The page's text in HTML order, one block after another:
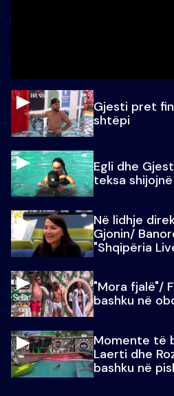
Gjesti pret
shtëpi
Egli dhe
teksa
Në lidhje
Gjonin/
"Shqipëria
"Mora fjalë"/
bashku në
Momente të
Laerti dhe
bashku në